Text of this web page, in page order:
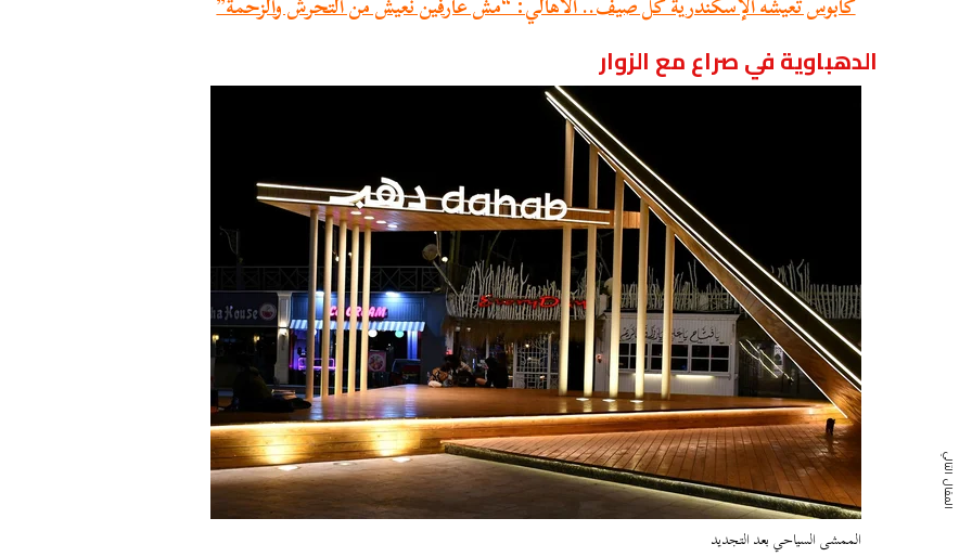
الدهباوية في صراع مع الزوار
الممشى السياحي بعد التجديد
المقال التالي